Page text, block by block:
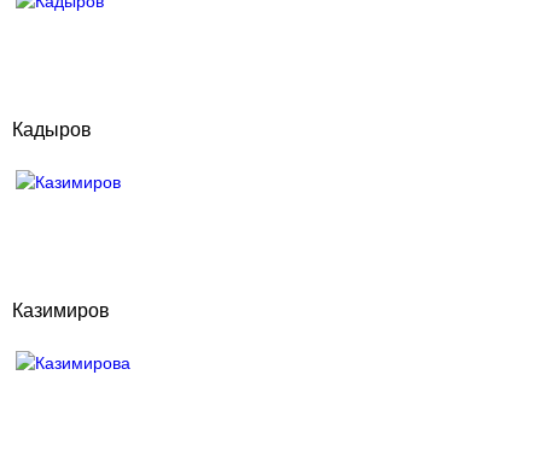
Кадыров
Казимиров